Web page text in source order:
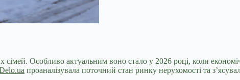
сімей. Особливо актуальним воно стало у 2026 році, коли
проаналізувала поточний стан ринку нерухомості та